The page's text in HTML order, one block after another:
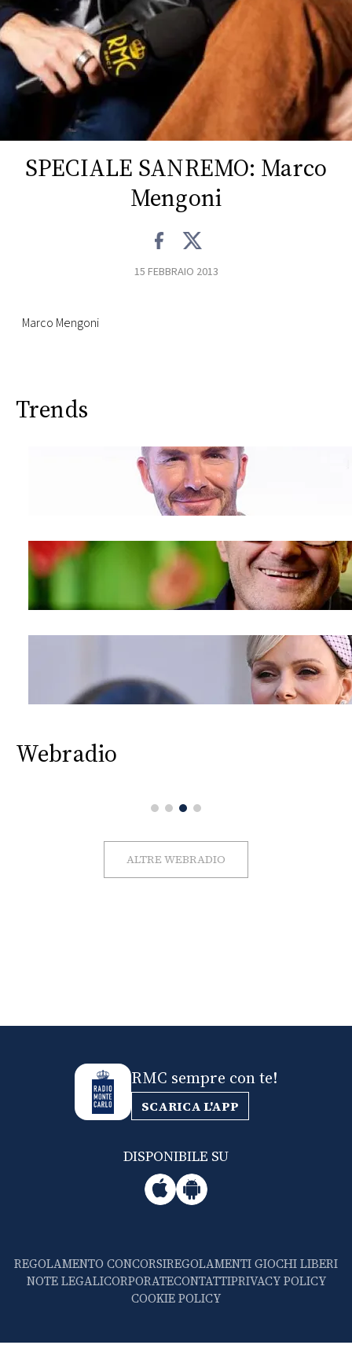
PRINCIPATO
DI
MONACO
RMC
CONSIGLIA
SPECIALE SANREMO: Marco
Mengoni
15 FEBBRAIO 2013
Marco Mengoni
Trends
Webradio
ALTRE WEBRADIO
RMC sempre con te!
SCARICA L'APP
DISPONIBILE SU
REGOLAMENTO CONCORSIREGOLAMENTI GIOCHI LIBERI
NOTE LEGALICORPORATECONTATTIPRIVACY POLICY
COOKIE POLICY